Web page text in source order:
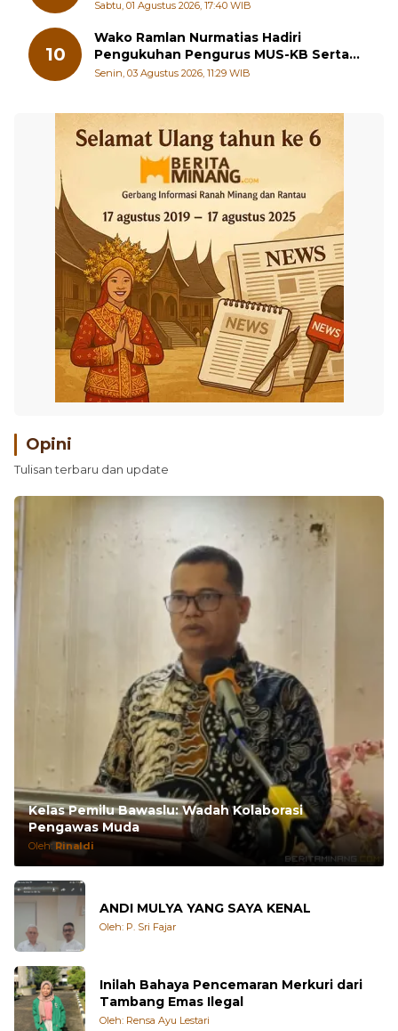
Sungai Beremas
Sabtu, 01 Agustus 2026, 17:40 WIB
10
Wako Ramlan Nurmatias Hadiri
Pengukuhan Pengurus MUS-KB Serta
LMKB Periode 2026-2031,
Senin, 03 Agustus 2026, 11:29 WIB
Opini
Tulisan terbaru dan update
Kelas Pemilu Bawaslu: Wadah Kolaborasi
Pengawas Muda
Oleh: Rinaldi
ANDI MULYA YANG SAYA KENAL
Oleh: P. Sri Fajar
Inilah Bahaya Pencemaran Merkuri dari
Tambang Emas Ilegal
Oleh: Rensa Ayu Lestari